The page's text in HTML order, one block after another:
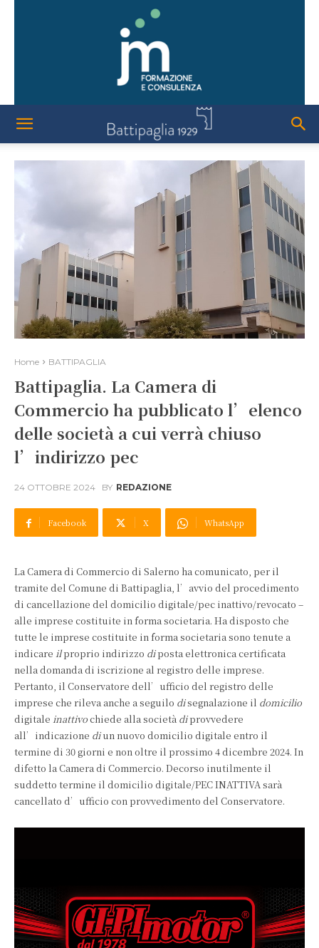
Home BATTIPAGLIA
Battipaglia. La Camera di
Commercio ha pubblicato l’elenco
delle società a cui verrà chiuso
l’indirizzo pec
24 OTTOBRE 2024 BY REDAZIONE
Facebook X WhatsApp
La Camera di Commercio di Salerno ha comunicato, per il
tramite del Comune di Battipaglia, l’avvio del procedimento
di cancellazione del domicilio digitale/pec inattivo/revocato –
alle imprese costituite in forma societaria. Ha disposto che
tutte le imprese costituite in forma societaria sono tenute a
indicare ilproprio indirizzo diposta elettronica certificata
nella domanda di iscrizione al registro delle imprese.
Pertanto, il Conservatore dell’ufficio del registro delle
imprese che rileva anche a seguilo disegnalazione il domicilio
digitale inattivochiede alla società diprovvedere
all’indicazione diun nuovo domicilio digitale entro il
termine di 30 giorni e non oltre il prossimo 4 dicembre 2024. In
difetto la Camera di Commercio. Decorso inutilmente il
suddetto termine il domicilio digitale/PEC INATTIVA sarà
cancellato d’ufficio con provvedimento del Conservatore.